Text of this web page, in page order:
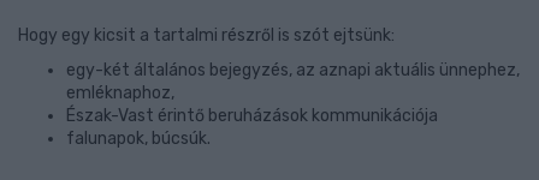
Hogy egy kicsit a tartalmi részről is szót ejtsünk:
egy-két általános bejegyzés, az aznapi aktuális ünnephez,
emléknaphoz,
Észak-Vast érintő beruházások kommunikációja
falunapok, búcsúk.